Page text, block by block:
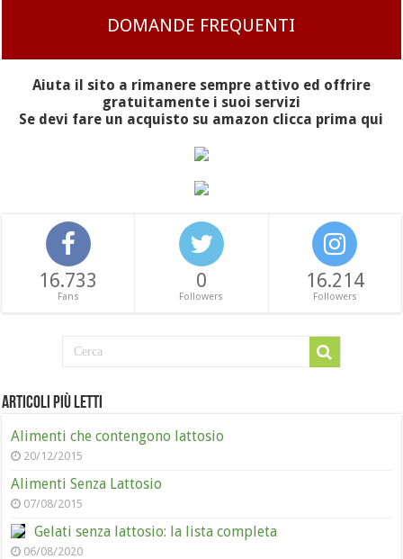
DOMANDE FREQUENTI
Aiuta il sito a rimanere sempre attivo ed offrire
gratuitamente i suoi servizi
Se devi fare un acquisto su amazon clicca prima qui
16.733
Fans
0
Followers
16.214
Followers
Articoli più letti
Alimenti che contengono lattosio
20/12/2015
Alimenti Senza Lattosio
07/08/2015
Gelati senza lattosio: la lista completa
06/08/2020